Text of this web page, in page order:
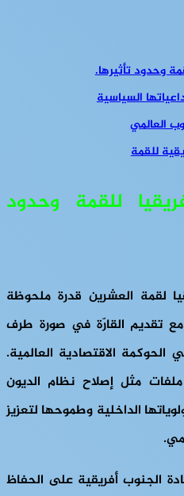
للقمة وحدود
لقمة العشرين قدرة ملحوظة
تقديم القارّة في صورة طرف
الاقتصادية العالمية.
مثل إصلاح نظام الديون
الداخلية وطموحها لتعزيز
الجنوب أفريقية على الحفاظ